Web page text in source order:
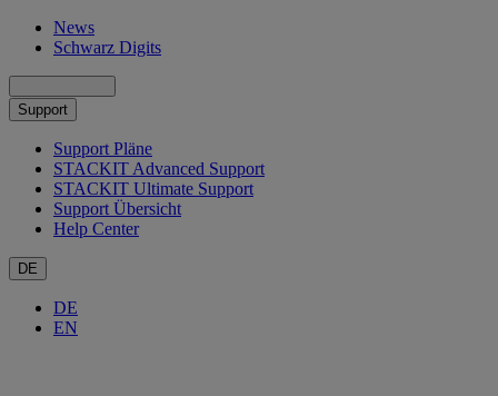
News
Schwarz Digits
Support
Support Pläne
STACKIT Advanced Support
STACKIT Ultimate Support
Support Übersicht
Help Center
DE
DE
EN